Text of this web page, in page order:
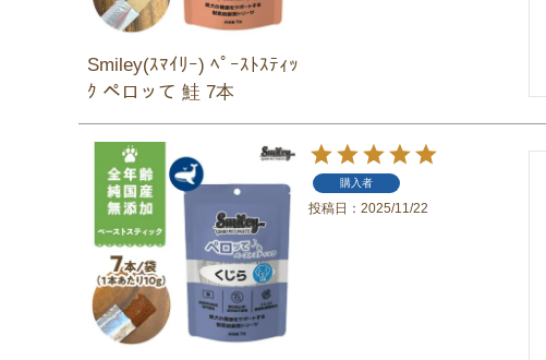
Smiley(ｽﾏｲﾘｰ) ﾍﾟｰｽﾄｽﾃｨｯ
ｸ ペロッて 鮭 7本
購入者
投稿日 2025/11/22